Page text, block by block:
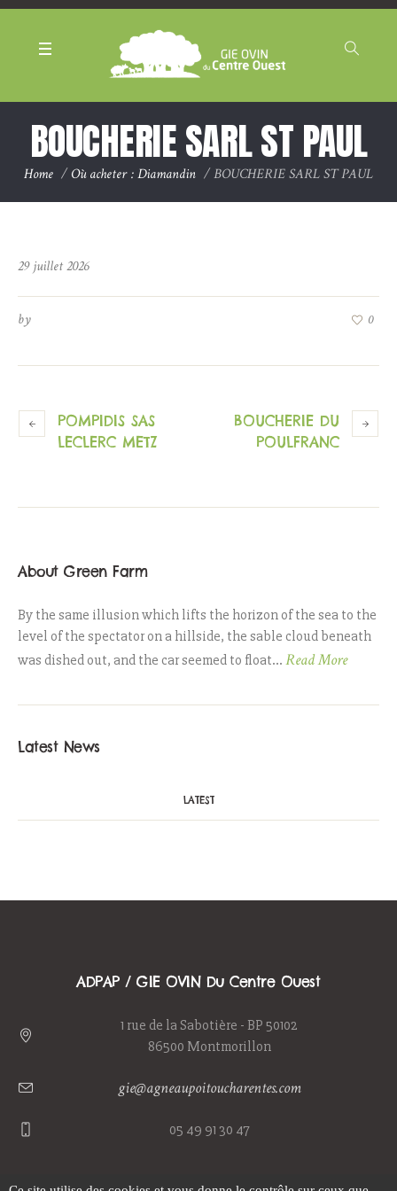
BOUCHERIE SARL ST PAUL
Home /Où acheter : Diamandin /BOUCHERIE SARL ST PAUL
29 juillet 2026
by 0
POMPIDIS SAS
LECLERC METZ
BOUCHERIE DU
POULFRANC
About Green Farm
By the same illusion which lifts the horizon of the sea to the
level of the spectator on a hillside, the sable cloud beneath
was dished out, and the car seemed to float... Read More
Latest News
LATEST
ADPAP / GIE OVIN Du Centre Ouest
1 rue de la Sabotière - BP 50102
86500 Montmorillon
gie@agneaupoitoucharentes.com
05 49 91 30 47
Panneau de gestion des cookies